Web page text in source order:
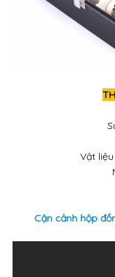
Vật
Cận cảnh hộp